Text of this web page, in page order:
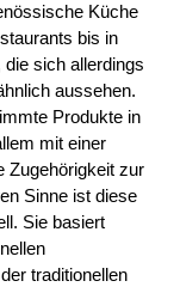
Küche
bis in
sich allerdings
aussehen.
Produkte in
mit einer
Zugehörigkeit zur
Sinne ist diese
Sie basiert
traditionellen